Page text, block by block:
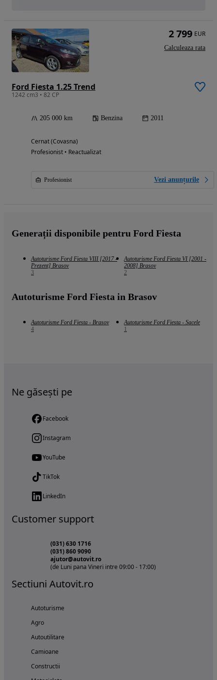
Ford Fiesta 1.25 Trend
1242 cm3 • 82 CP
205 000 km Benzina 2011
Cernat (Covasna)
Profesionist • Reactualizat
Profesionist Vezi anunțurile
2 799 EUR
Calculeaza rata
Generații disponibile pentru Ford Fiesta
Autoturisme Ford Fiesta VIII [2017 -
Prezent] Brasov
3
Autoturisme Ford Fiesta VI [2001 -
2008] Brasov
2
Autoturisme Ford Fiesta in Brasov
Autoturisme Ford Fiesta - Brasov
4
Autoturisme Ford Fiesta - Sacele
1
Ne găsești pe
Facebook
Instagram
YouTube
TikTok
LinkedIn
Customer support
(031) 630 1716
(031) 860 9090
ajutor@autovit.ro
(de Luni pana Vineri intre 09:00 - 17:00)
Sectiuni Autovit.ro
Autoturisme
Agro
Autoutilitare
Camioane
Constructii